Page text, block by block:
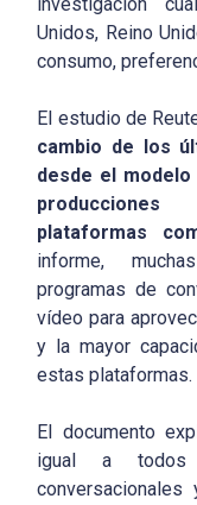
Unidos, Reino
consumo,
El estudio de
cambio de los
desde el
plataformas
informe,
programas de
vídeo para
y la mayor
estas plataformas.
El documento
igual a todos